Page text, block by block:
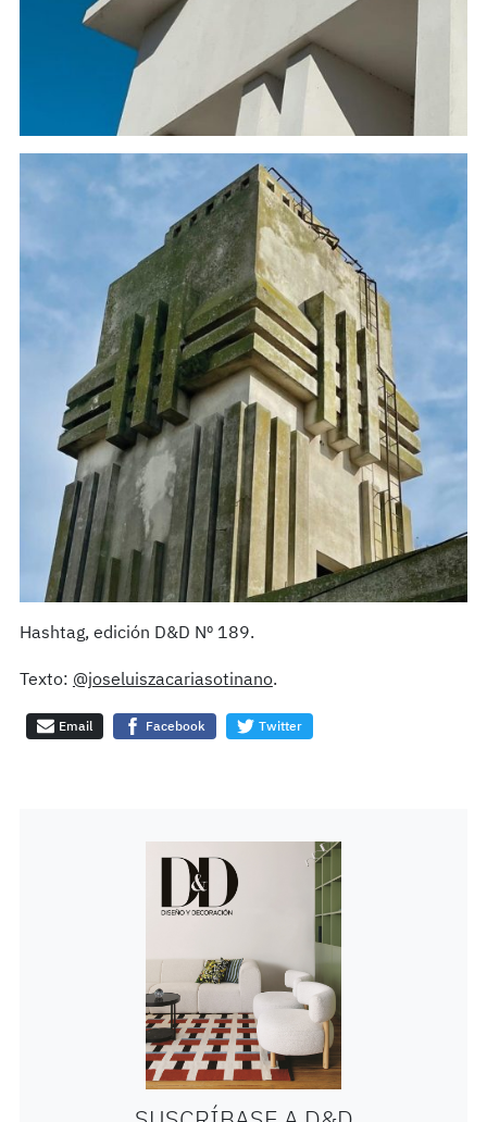
Hashtag, edición D&D Nº 189.
Texto: @joseluiszacariasotinano.
Email Facebook Twitter